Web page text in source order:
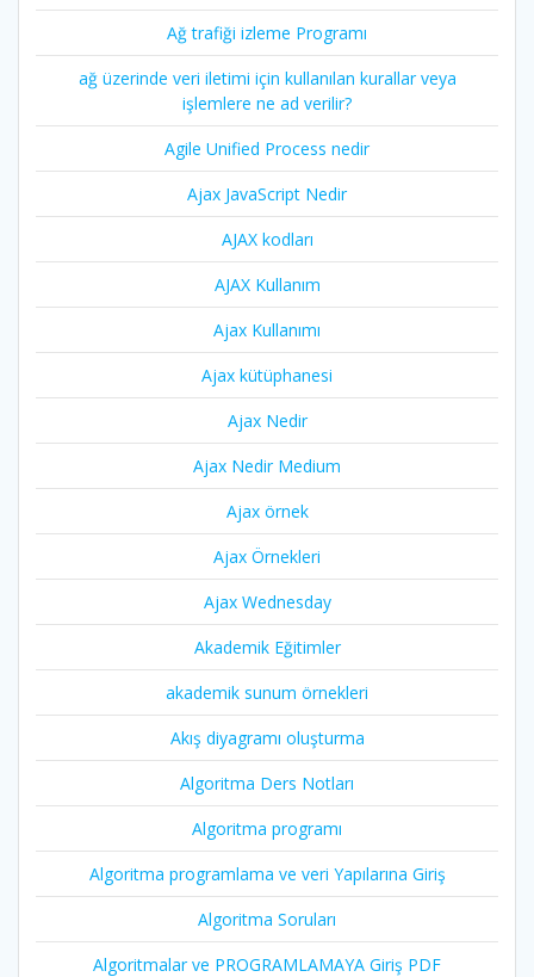
Ağ trafiği izleme Programı
ağ üzerinde veri iletimi için kullanılan kurallar veya
işlemlere ne ad verilir?
Agile Unified Process nedir
Ajax JavaScript Nedir
AJAX kodları
AJAX Kullanım
Ajax Kullanımı
Ajax kütüphanesi
Ajax Nedir
Ajax Nedir Medium
Ajax örnek
Ajax Örnekleri
Ajax Wednesday
Akademik Eğitimler
akademik sunum örnekleri
Akış diyagramı oluşturma
Algoritma Ders Notları
Algoritma programı
Algoritma programlama ve veri Yapılarına Giriş
Algoritma Soruları
Algoritmalar ve PROGRAMLAMAYA Giriş PDF